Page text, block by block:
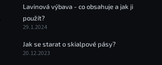
Lavinová výbava - co obsahuje a jak ji
použít?
29.1.2024
Jak se starat o skialpové pásy?
20.12.2023